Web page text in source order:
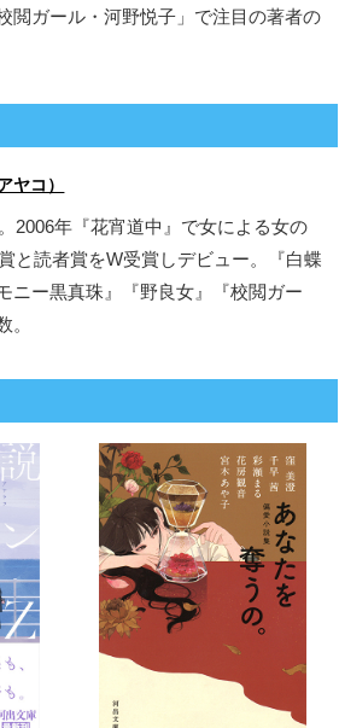
閲ガール・河野悦子」で注目の著者の
コ）
2006年『花宵道中』で女による女の
と読者賞をW受賞しデビュー。『白蝶
ニー黒真珠』『野良女』『校閲ガー
。